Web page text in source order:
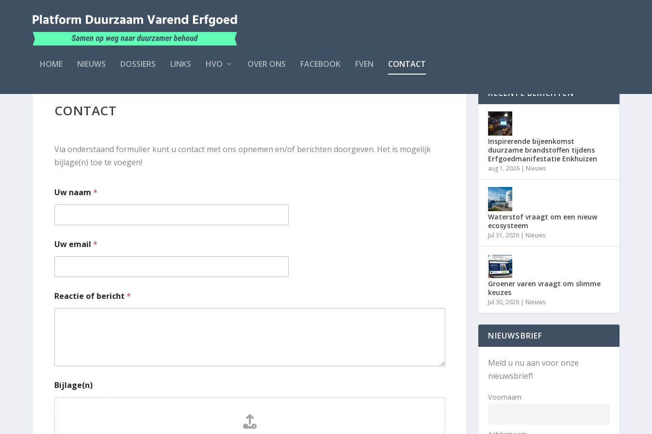
HOME NIEUWS DOSSIERS LINKS HVO OVER ONS FACEBOOK FVEN CONTACT
CONTACT
Via onderstaand formulier kunt u contact met ons opnemen en/of berichten doorgeven. Het is mogelijk
bijlage(n) toe te voegen!
Uw naam *
Uw email *
Reactie of bericht *
Bijlage(n)
RECENTE BERICHTEN
Inspirerende bijeenkomst
duurzame brandstoffen tijdens
Erfgoedmanifestatie Enkhuizen
aug 1, 2026 | Nieuws
Waterstof vraagt om een nieuw
ecosysteem
Jul 31, 2026 | Nieuws
Groener varen vraagt om slimme
keuzes
Jul 30, 2026 | Nieuws
NIEUWSBRIEF
Meld u nu aan voor onze
nieuwsbrief!
Voornaam